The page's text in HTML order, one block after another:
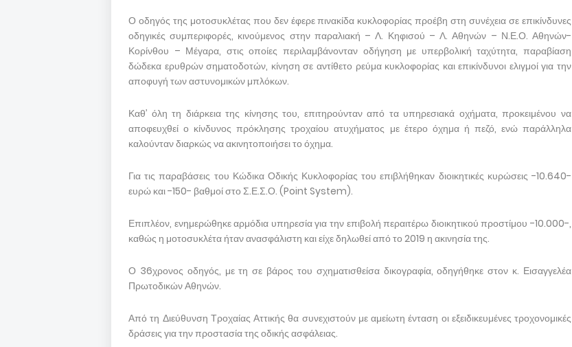
Ο οδηγός της μοτοσυκλέτας που δεν έφερε πινακίδα κυκλοφορίας προέβη στη συνέχεια σε επικίνδυνες
οδηγικές συμπεριφορές, κινούμενος στην παραλιακή – Λ. Κηφισού – Λ. Αθηνών – Ν.Ε.Ο. Αθηνών-
Κορίνθου – Μέγαρα, στις οποίες περιλαμβάνονταν οδήγηση με υπερβολική ταχύτητα, παραβίαση
δώδεκα ερυθρών σηματοδοτών, κίνηση σε αντίθετο ρεύμα κυκλοφορίας και επικίνδυνοι ελιγμοί για την
αποφυγή των αστυνομικών μπλόκων.
Καθ’ όλη τη διάρκεια της κίνησης του, επιτηρούνταν από τα υπηρεσιακά οχήματα, προκειμένου να
αποφευχθεί ο κίνδυνος πρόκλησης τροχαίου ατυχήματος με έτερο όχημα ή πεζό, ενώ παράλληλα
καλούνταν διαρκώς να ακινητοποιήσει το όχημα.
Για τις παραβάσεις του Κώδικα Οδικής Κυκλοφορίας του επιβλήθηκαν διοικητικές κυρώσεις -10.640-
ευρώ και -150- βαθμοί στο Σ.Ε.Σ.Ο. (Point System).
Επιπλέον, ενημερώθηκε αρμόδια υπηρεσία για την επιβολή περαιτέρω διοικητικού προστίμου -10.000-,
καθώς η μοτοσυκλέτα ήταν ανασφάλιστη και είχε δηλωθεί από το 2019 η ακινησία της.
Ο 36χρονος οδηγός, με τη σε βάρος του σχηματισθείσα δικογραφία, οδηγήθηκε στον κ. Εισαγγελέα
Πρωτοδικών Αθηνών.
Από τη Διεύθυνση Τροχαίας Αττικής θα συνεχιστούν με αμείωτη ένταση οι εξειδικευμένες τροχονομικές
δράσεις για την προστασία της οδικής ασφάλειας.